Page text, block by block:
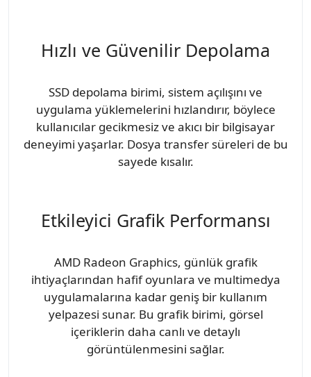
Hızlı ve Güvenilir Depolama
SSD depolama birimi, sistem açılışını ve
uygulama yüklemelerini hızlandırır, böylece
kullanıcılar gecikmesiz ve akıcı bir bilgisayar
deneyimi yaşarlar. Dosya transfer süreleri de bu
sayede kısalır.
Etkileyici Grafik Performansı
AMD Radeon Graphics, günlük grafik
ihtiyaçlarından hafif oyunlara ve multimedya
uygulamalarına kadar geniş bir kullanım
yelpazesi sunar. Bu grafik birimi, görsel
içeriklerin daha canlı ve detaylı
görüntülenmesini sağlar.